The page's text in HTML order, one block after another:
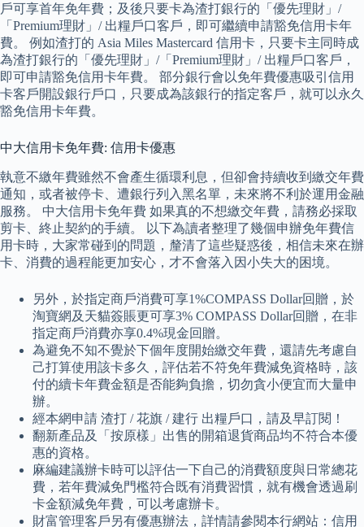
戶可享首年免年費；及後只要卡為渣打銀行的「優先理財」/
「Premium理財」/ 出糧戶口客戶，即可繼續申請豁免信用卡年
費。 例如渣打的 Asia Miles Mastercard 信用卡，只要卡主同時成
為渣打銀行的「優先理財」/「Premium理財」/ 出糧戶口客戶，
即可申請豁免信用卡年費。 部分銀行會以免年費優惠吸引信用
卡客戶開設銀行戶口，只要成為該銀行的指定客戶，就可以永久
豁免信用卡年費。
中大信用卡免年費: 信用卡優惠
執意不繳年費雖然不會產生循環利息，但卻會持續收到繳交年費
通知，或者被停卡、遭銀行列入黑名單，未來將不利於運用金融
服務。 中大信用卡免年費 如果真的不想繳交年費，請務必採取
剪卡、終止契約的手續。 以下為讀者整理了幾個申辦免年費信
用卡時，大家常碰到的問題，釐清了這些疑惑後，相信未來在辦
卡、消費的過程能更加安心，才不會落入因小失大的困境。
另外，於指定商戶消費可享1%COMPASS Dollar回贈，於
淘寶網及天貓簽賬更可享3% COMPASS Dollar回贈，在非
指定商戶消費亦享0.4%現金回贈。
為避免不知不覺於下個年度開始繳交年費，還請先考慮自
己打算使用該卡多久，評估若不符免年費減免資格時，該
付的續卡年費金額是否能夠負擔，切勿貪小便宜而大量申
辦。
經本網申請 渣打 / 花旗 / 建行 出糧戶口，請及早訂閱！
翻新產品及「按原樣」出售的開箱退貨商品均不符合本優
惠的資格。
麻編建議辦卡時可以評估一下自己的消費額度與日常總花
費，若年費減免門檻符合既有消費習慣，就有機會透過刷
卡金額減免年費，可以考慮辦卡。
財富管理客戶另有優惠辦法，詳情請參閱本行網站：信用